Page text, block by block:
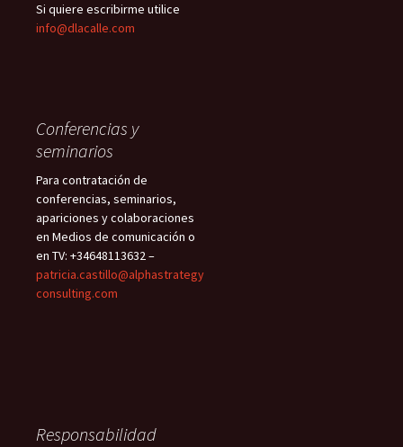
Si quiere escribirme utilice
info@dlacalle.com
Conferencias y
seminarios
Para contratación de
conferencias, seminarios,
apariciones y colaboraciones
en Medios de comunicación o
en TV: +34648113632 –
patricia.castillo@alphastrategy
consulting.com
Responsabilidad